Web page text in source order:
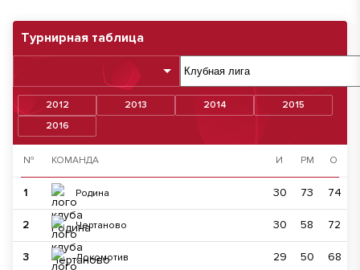
Турнирная таблица
2012 2013 2014
2015
2016
№ КОМАНДА И РМ О
1 Родина 30 73 74
2 Чертаново 30 58 72
3 Локомотив 29 50 68